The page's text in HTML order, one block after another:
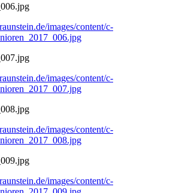
images/content/c-
images/content/c-
images/content/c-
images/content/c-